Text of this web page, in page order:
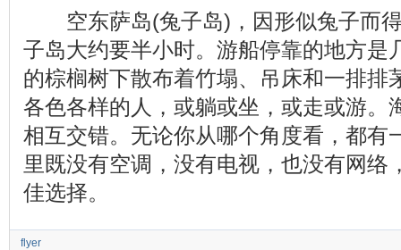
空东萨岛(兔子岛)，因形似兔子而得
子岛大约要半小时。游船停靠的地方是
的棕榈树下散布着竹塌、吊床和一排排
各色各样的人，或躺或坐，或走或游。
相互交错。无论你从哪个角度看，都有
里既没有空调，没有电视，也没有网络
佳选择。
flyer